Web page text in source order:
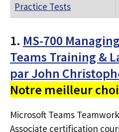
Practice Tests
1. MS-700
Teams Training &
par John
Notre meilleur
Microsoft Teams
Associate certification